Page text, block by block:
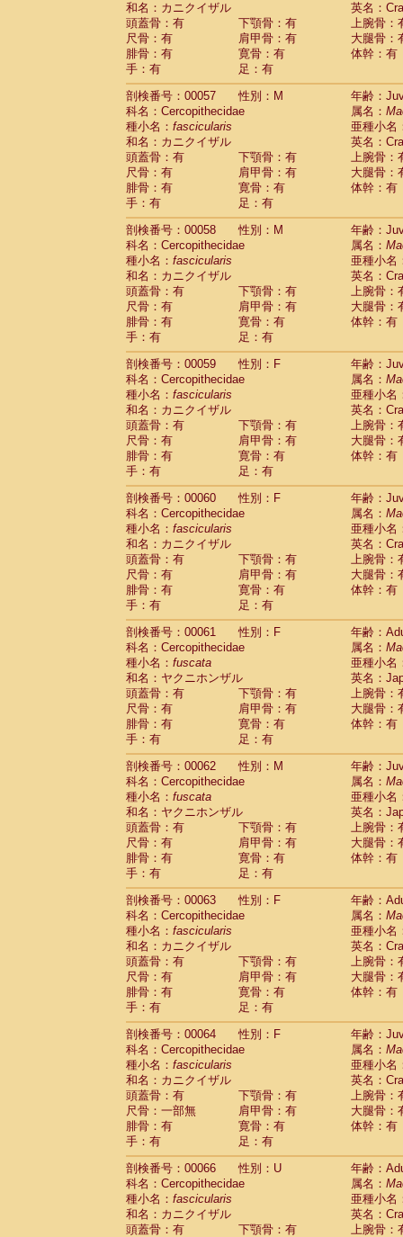
和名：カニクイザル
英名：
頭蓋骨：有
下顎骨：有
上腕骨：
尺骨：有
肩甲骨：有
大腿骨：
腓骨：有
寛骨：有
体幹：有
手：有
足：有
剖検番号：00057
性別：M
年齢：
科名：Cercopithecidae
属名：
種小名： fascicularis
亜種小名
和名：カニクイザル
英名：
頭蓋骨：有
下顎骨：有
上腕骨：
尺骨：有
肩甲骨：有
大腿骨：
腓骨：有
寛骨：有
体幹：有
手：有
足：有
剖検番号：00058
性別：M
年齢：
科名：Cercopithecidae
属名：
種小名： fascicularis
亜種小名
和名：カニクイザル
英名：
頭蓋骨：有
下顎骨：有
上腕骨：
尺骨：有
肩甲骨：有
大腿骨：
腓骨：有
寛骨：有
体幹：有
手：有
足：有
剖検番号：00059
性別：F
年齢：
科名：Cercopithecidae
属名：
種小名： fascicularis
亜種小名
和名：カニクイザル
英名：
頭蓋骨：有
下顎骨：有
上腕骨：
尺骨：有
肩甲骨：有
大腿骨：
腓骨：有
寛骨：有
体幹：有
手：有
足：有
剖検番号：00060
性別：F
年齢：
科名：Cercopithecidae
属名：
種小名： fascicularis
亜種小名
和名：カニクイザル
英名：
頭蓋骨：有
下顎骨：有
上腕骨：
尺骨：有
肩甲骨：有
大腿骨：
腓骨：有
寛骨：有
体幹：有
手：有
足：有
剖検番号：00061
性別：F
年齢：
科名：Cercopithecidae
属名：
種小名： fuscata
亜種小名
和名：ヤクニホンザル
英名：
頭蓋骨：有
下顎骨：有
上腕骨：
尺骨：有
肩甲骨：有
大腿骨：
腓骨：有
寛骨：有
体幹：有
手：有
足：有
剖検番号：00062
性別：M
年齢：
科名：Cercopithecidae
属名：
種小名： fuscata
亜種小名
和名：ヤクニホンザル
英名：
頭蓋骨：有
下顎骨：有
上腕骨：
尺骨：有
肩甲骨：有
大腿骨：
腓骨：有
寛骨：有
体幹：有
手：有
足：有
剖検番号：00063
性別：F
年齢：
科名：Cercopithecidae
属名：
種小名： fascicularis
亜種小名
和名：カニクイザル
英名：
頭蓋骨：有
下顎骨：有
上腕骨：
尺骨：有
肩甲骨：有
大腿骨：
腓骨：有
寛骨：有
体幹：有
手：有
足：有
剖検番号：00064
性別：F
年齢：
科名：Cercopithecidae
属名：
種小名： fascicularis
亜種小名
和名：カニクイザル
英名：
頭蓋骨：有
下顎骨：有
上腕骨：
尺骨：一部無
肩甲骨：有
大腿骨：
腓骨：有
寛骨：有
体幹：有
手：有
足：有
剖検番号：00066
性別：U
年齢：
科名：Cercopithecidae
属名：
種小名： fascicularis
亜種小名
和名：カニクイザル
英名：
頭蓋骨：有
下顎骨：有
上腕骨：